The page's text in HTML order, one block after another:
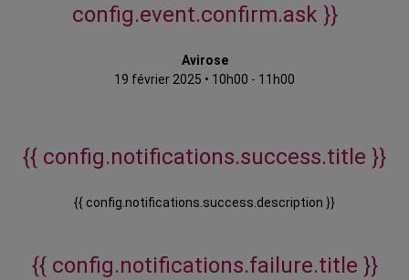
config.event.confirm.ask }}
Avirose
19 février 2025 • 10h00 - 11h00
{{ config.notifications.success.title }}
{{ config.notifications.success.description }}
{{ config.notifications.failure.title }}